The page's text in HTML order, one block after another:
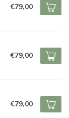
€79,00
€79,00
€79,00